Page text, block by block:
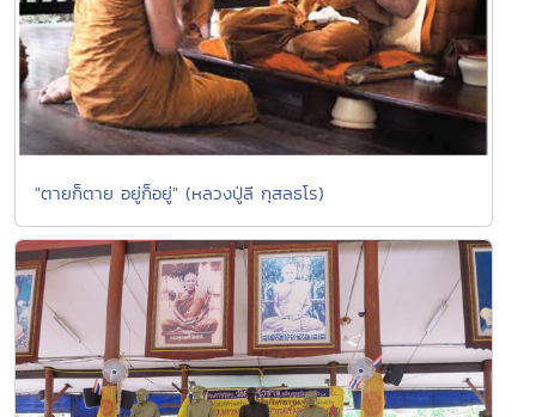
"ตายก็ตาย อยู่ก็อยู่" (หลวงปู่ลี กุสลธโร)